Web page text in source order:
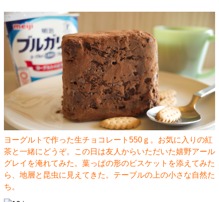
ヨーグルトで作った生チョコレート550ｇ。​​​​​お気に入りの紅
茶と一緒にどうぞ。この日は友人からいただいた嬉野アール
グレイを淹れてみた。葉っぱの形のビスケットを添えてみた
ら、地層と昆虫に見えてきた。テーブルの上の小さな自然た
ち。